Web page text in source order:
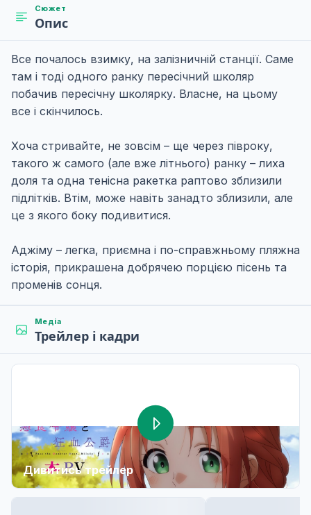
Сюжет
Опис
Все почалось взимку, на залізничній станції. Саме
там і тоді одного ранку пересічний школяр
побачив пересічну школярку. Власне, на цьому
все і скінчилось.
Хоча стривайте, не зовсім – ще через півроку,
такого ж самого (але вже літнього) ранку – лиха
доля та одна тенісна ракетка раптово зблизили
підлітків. Втім, може навіть занадто зблизили, але
це з якого боку подивитися.
Аджіму – легка, приємна і по-справжньому пляжна
історія, прикрашена добрячею порцією пісень та
променів сонця.
Медіа
Трейлер і кадри
Дивитись трейлер